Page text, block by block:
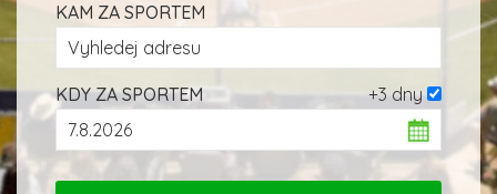
KAM ZA SPORTEM
+3 dny
KDY ZA SPORTEM